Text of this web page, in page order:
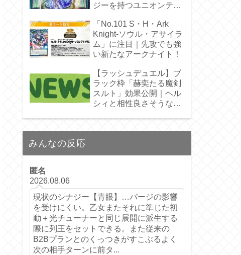
ジーを持つユニオンテー
「No.101 S・H・Ark
Knight-ソウル・アサイラ
ム」に注目｜先攻でも強
い新たなアークナイト！
【ラッシュデュエル】ブ
ラック枠「赫奕たる魔剣
スルト」効果公開｜ヘル
シィと相性良さそうなレ
みんなの反応
匿名
2026.08.06
現状のシナジー【青眼】…パージの影響
を受けにくい。乙女またそれに準じた初
動＋光チューナーと同じ展開に派生する
際に列王をセットできる。また従来の
B2Bプランとのくっつきがすこぶるよく
次の相手ターンに前タ...